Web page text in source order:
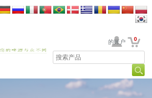
贵公司的账户 0